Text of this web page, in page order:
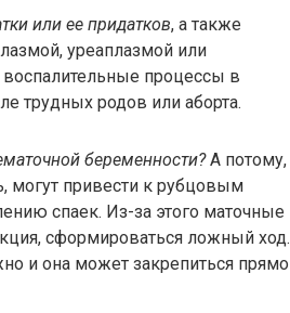
или ее придатков, а также
уреаплазмой или
процессы в
трудных родов или аборта.
беременности?А потому,
могут привести к рубцовым
спаек. Из-за этого маточные
сформироваться ложный ход.
и она может закрепиться прямо